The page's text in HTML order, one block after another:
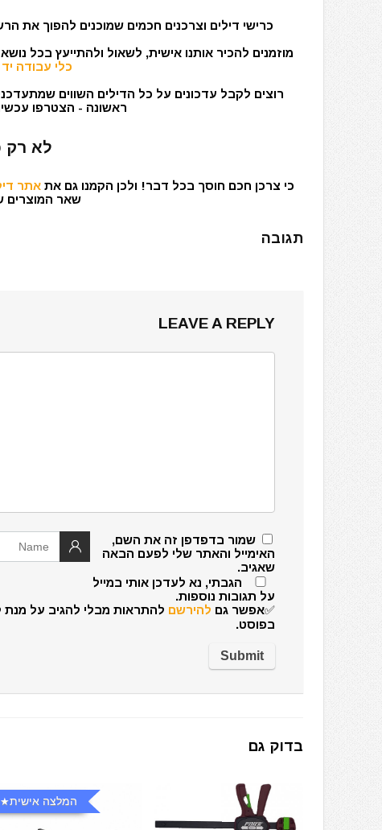
כרישי דילים וצרכנים חכמים שמוכנים להפוך את
מוזמנים להכיר אותנו אישית, לשאול ולהתייעץ בכל
כלי עבודה
רוצים לקבל עדכונים על כל הדילים השווים
ראשונה - הצטרפו
לא רק
כי צרכן חכם חוסך בכל דבר! ולכן הקמנו גם את אתר
שאר המוצרים
תגובה
LEAVE A REPLY
שמור בדפדפן זה את השם,
האימייל והאתר שלי לפעם הבאה
שאגיב.
הגבתי, נא לעדכן אותי במייל
על תגובות נוספות.
✅אפשר גם להירשם להתראות מבלי להגיב על
בפוסט.
בדוק גם
המלצה אישית